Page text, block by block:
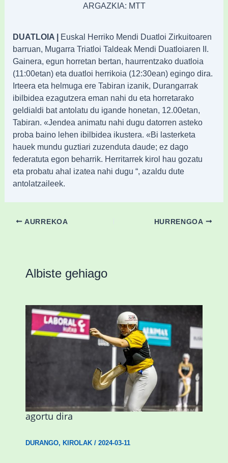
ARGAZKIA: MTT
DUATLOIA |
Euskal Herriko Mendi Duatloi Zirkuitoaren
barruan, Mugarra Triatloi Taldeak Mendi Duatloiaren II.
Gainera, egun horretan bertan, haurrentzako duatloia
(11:00etan) eta duatloi herrikoia (12:30ean) egingo dira.
Irteera eta helmuga ere Tabiran izanik, Durangarrak
ibilbidea ezagutzera eman nahi du eta horretarako
geldialdi bat antolatu du igande honetan, 12.00etan,
Tabiran. «Jendea animatu nahi dugu datorren asteko
proba baino lehen ibilbidea ikustera. «Bi lasterketa
hauek mundu guztiari zuzenduta daude; ez dago
federatuta egon beharrik. Herritarrek kirol hau gozatu
eta probatu ahal izatea nahi dugu “, azaldu dute
antolatzaileek.
AURREKOA HURRENGOA
Albiste gehiago
Astelehenean Durangon jokatuko den
emakumezkoen zesta finaleko sarrerak
agortu dira
DURANGO, KIROLAK/ 2024-03-11